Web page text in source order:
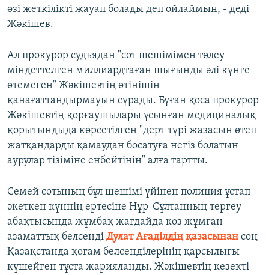
өзі жеткілікті жауап болады деп ойлаймын, - деді
Жәкішев.
Ал прокурор судьядан "сот шешімімен төлеу
міндеттелген миллиардтаған шығынды әлі күнге
өтемеген" Жәкішевтің өтінішін
қанағаттандырмауын сұрады. Бұған қоса прокурор
Жәкішевтің қорғаушылары ұсынған медициналық
қорытындыда көрсетілген "дерт түрі жазасын өтеп
жатқандарды қамаудан босатуға негіз болатын
аурулар тізіміне енбейтінін" алға тартты.
Семей сотының бұл шешімі үйінен полиция ұстап
әкеткен күннің ертесіне Нұр-Сұлтанның тергеу
абақтысында жұмбақ жағдайда көз жұмған
азаматтық белсенді Дулат Ағаділдің қазасынан соң
Қазақстанда қоғам белсенділерінің қарсылығы
күшейген тұста жарияланды. Жәкішевтің кезекті